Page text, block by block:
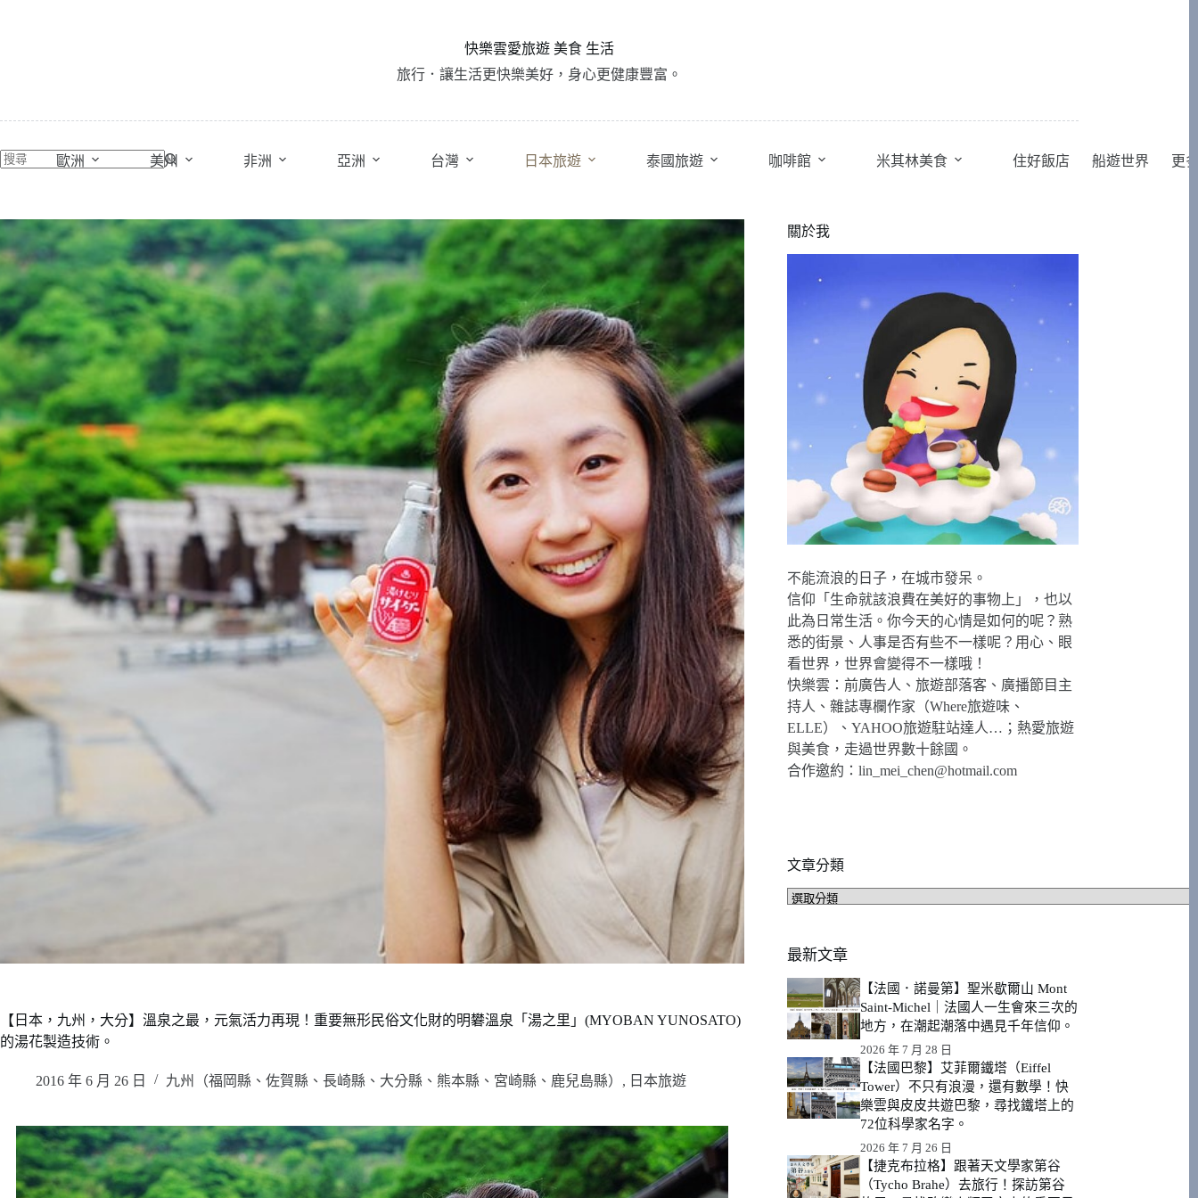
容
快樂雲愛旅遊 美食 生活
旅行．讓生活更快樂美好，身心更健康豐富。
歐洲 美州 非洲 亞洲 台灣 日本旅遊 泰國旅遊 咖啡館 米其林美食 住好飯店 船遊世界 更
【日本，九州，大分】溫泉之最，元氣活力再現！重要無形民俗文化財的明礬溫泉「湯之里」(MYOBAN YUNOSATO)
的湯花製造技術。
2016 年 6 月 26 日 九州（福岡縣、佐賀縣、長崎縣、大分縣、熊本縣、宮崎縣、鹿兒島縣） , 日本旅遊
關於我
不能流浪的日子，在城市發呆。
信仰「生命就該浪費在美好的事物上」，也以
此為日常生活。你今天的心情是如何的呢？熟
悉的街景、人事是否有些不一樣呢？用心、眼
看世界，世界會變得不一樣哦！
快樂雲：前廣告人、旅遊部落客、廣播節目主
持人、雜誌專欄作家（Where旅遊味、
ELLE）、YAHOO旅遊駐站達人…；熱愛旅遊
與美食，走過世界數十餘國。
合作邀約：lin_mei_chen@hotmail.com
文章分類
文
類
最新文章
【法國．諾曼第】聖米歇爾山 Mont
Saint-Michel｜法國人一生會來三次的
地方，在潮起潮落中遇見千年信仰。
2026 年 7 月 28 日
【法國巴黎】艾菲爾鐵塔（Eiffel
Tower）不只有浪漫，還有數學！快
樂雲與皮皮共遊巴黎，尋找鐵塔上的
72位科學家名字。
2026 年 7 月 26 日
【捷克布拉格】跟著天文學家第谷
（Tycho Brahe）去旅行！探訪第谷